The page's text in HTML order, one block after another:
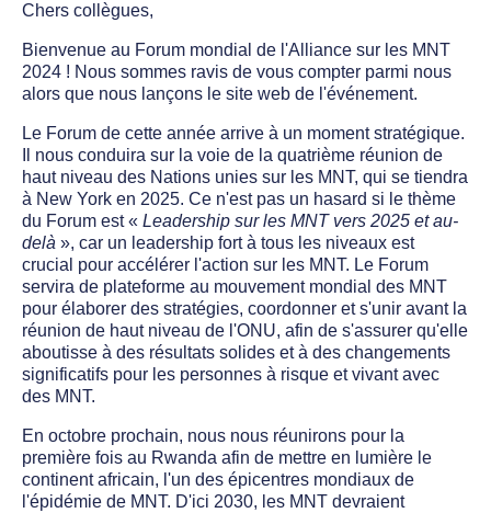
Chers collègues,
Bienvenue au Forum mondial de l'Alliance sur les MNT
2024 ! Nous sommes ravis de vous compter parmi nous
alors que nous lançons le site web de l'événement.
Le Forum de cette année arrive à un moment stratégique.
Il nous conduira sur la voie de la quatrième réunion de
haut niveau des Nations unies sur les MNT, qui se tiendra
à New York en 2025. Ce n'est pas un hasard si le thème
du Forum est « Leadership sur les MNT vers 2025 et au-
delà », car un leadership fort à tous les niveaux est
crucial pour accélérer l'action sur les MNT. Le Forum
servira de plateforme au mouvement mondial des MNT
pour élaborer des stratégies, coordonner et s'unir avant la
réunion de haut niveau de l'ONU, afin de s'assurer qu'elle
aboutisse à des résultats solides et à des changements
significatifs pour les personnes à risque et vivant avec
des MNT.
En octobre prochain, nous nous réunirons pour la
première fois au Rwanda afin de mettre en lumière le
continent africain, l'un des épicentres mondiaux de
l'épidémie de MNT. D'ici 2030, les MNT devraient